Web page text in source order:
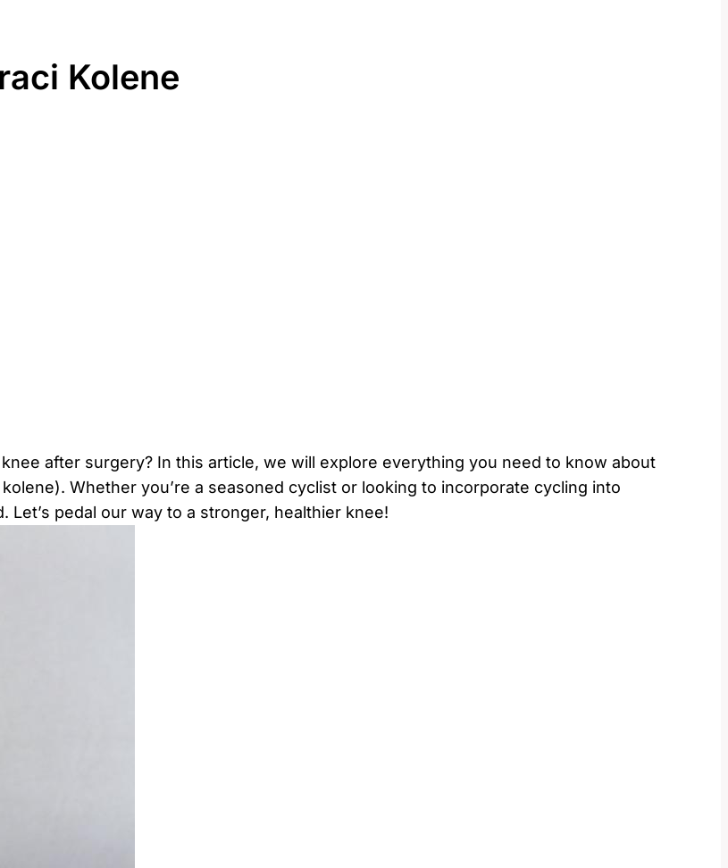
Kolene
after⁢ surgery? ⁤In this article, we ⁢will explore everything ​you need to⁣ know about
Whether⁤ you’re a​ seasoned cyclist or looking⁤ to incorporate cycling ⁣into​
pedal our ⁢way to a stronger, healthier knee!